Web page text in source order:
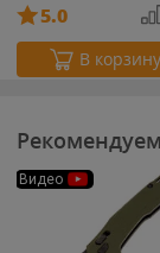
5.0
В корзину
Видео